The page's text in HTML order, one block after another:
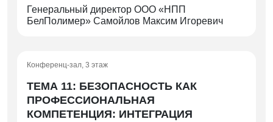
Генеральный директор ООО «НПП
БелПолимер» Самойлов Максим Игоревич
Конференц-зал, 3 этаж
ТЕМА 11: БЕЗОПАСНОСТЬ КАК
ПРОФЕССИОНАЛЬНАЯ
КОМПЕТЕНЦИЯ: ИНТЕГРАЦИЯ